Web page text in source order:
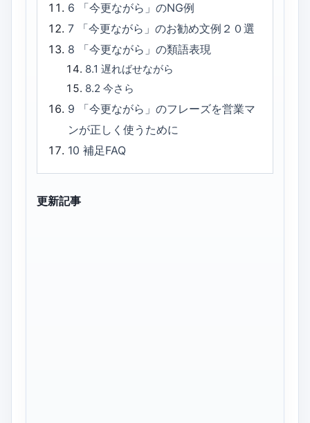
6
「今更ながら」のNG例
7
「今更ながら」のお勧め文例２０選
8
「今更ながら」の類語表現
8.1 遅ればせながら
8.2 今さら
9
「今更ながら」のフレーズを営業マ
ンが正しく使うために
10補足FAQ
更新記事